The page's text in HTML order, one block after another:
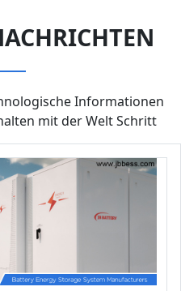
Informationen
mit der Welt Schritt